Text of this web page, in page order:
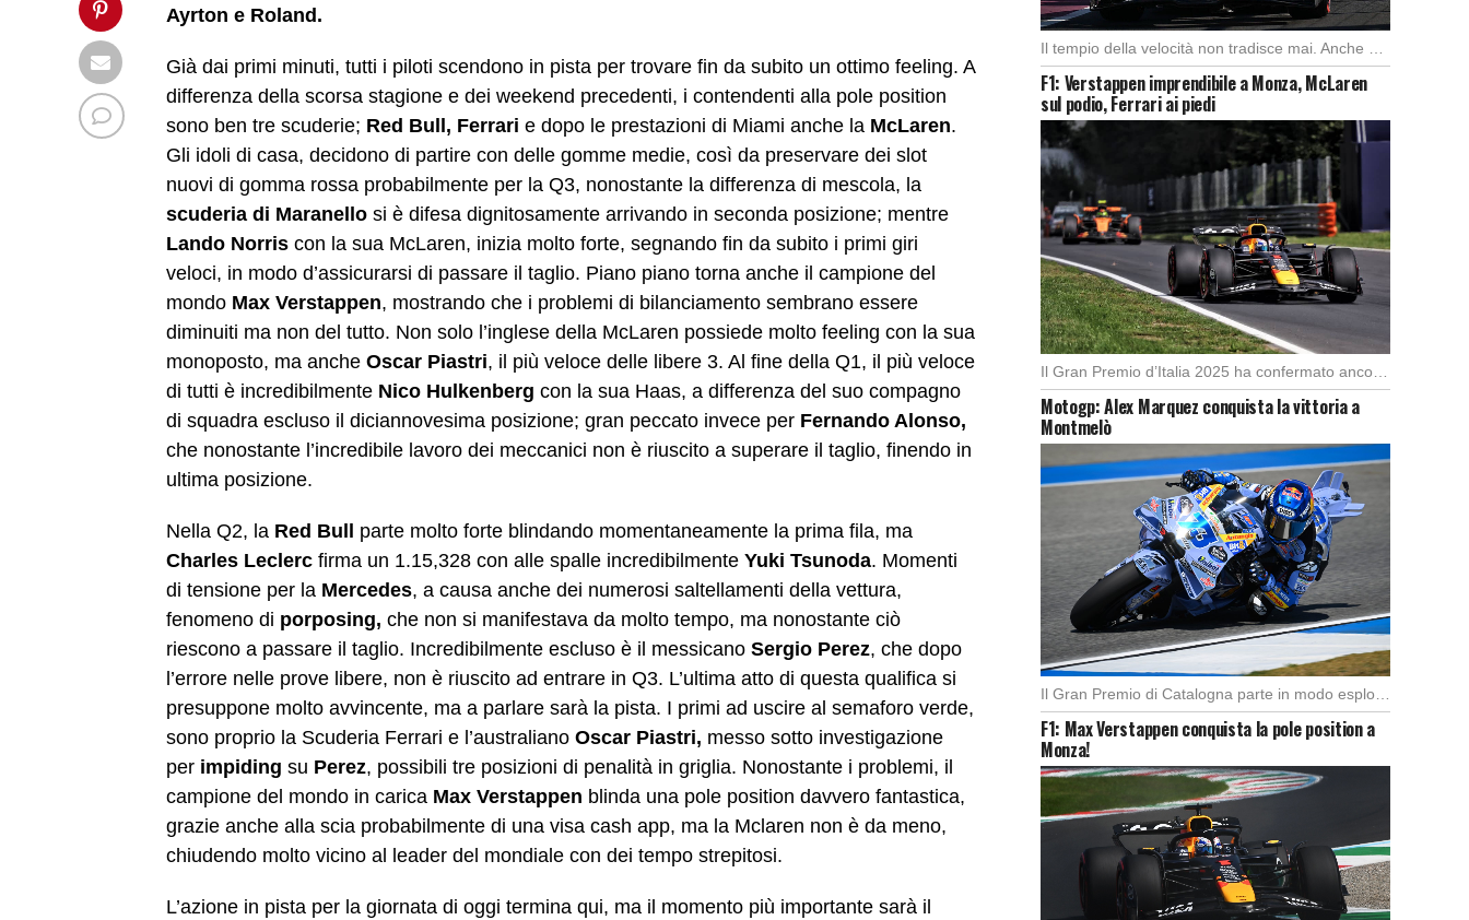
Ayrton e Roland.
Già dai primi minuti, tutti i piloti scendono in pista per trovare fin da subito un ottimo feeling. A
differenza della scorsa stagione e dei weekend precedenti, i contendenti alla pole position
sono ben tre scuderie; Red Bull, Ferrari e dopo le prestazioni di Miami anche la McLaren.
Gli idoli di casa, decidono di partire con delle gomme medie, così da preservare dei slot
nuovi di gomma rossa probabilmente per la Q3, nonostante la differenza di mescola, la
scuderia di Maranello si è difesa dignitosamente arrivando in seconda posizione; mentre
Lando Norris con la sua McLaren, inizia molto forte, segnando fin da subito i primi giri
veloci, in modo d’assicurarsi di passare il taglio. Piano piano torna anche il campione del
mondo Max Verstappen, mostrando che i problemi di bilanciamento sembrano essere
diminuiti ma non del tutto. Non solo l’inglese della McLaren possiede molto feeling con la sua
monoposto, ma anche Oscar Piastri, il più veloce delle libere 3. Al fine della Q1, il più veloce
di tutti è incredibilmente Nico Hulkenberg con la sua Haas, a differenza del suo compagno
di squadra escluso il diciannovesima posizione; gran peccato invece per Fernando Alonso,
che nonostante l’incredibile lavoro dei meccanici non è riuscito a superare il taglio, finendo in
ultima posizione.
Nella Q2, la Red Bull
parte molto forte blindando momentaneamente la prima fila, ma
Charles Leclerc firma un 1.15,328 con alle spalle incredibilmente Yuki Tsunoda. Momenti
di tensione per la Mercedes, a causa anche dei numerosi saltellamenti della vettura,
fenomeno di porposing, che non si manifestava da molto tempo, ma nonostante ciò
riescono a passare il taglio. Incredibilmente escluso è il messicano Sergio Perez, che dopo
l’errore nelle prove libere, non è riuscito ad entrare in Q3. L’ultima atto di questa qualifica si
presuppone molto avvincente, ma a parlare sarà la pista. I primi ad uscire al semaforo verde,
sono proprio la Scuderia Ferrari e l’australiano Oscar Piastri, messo sotto investigazione
per impiding su Perez, possibili tre posizioni di penalità in griglia. Nonostante i problemi, il
campione del mondo in carica Max Verstappen blinda una pole position davvero fantastica,
grazie anche alla scia probabilmente di una visa cash app, ma la Mclaren non è da meno,
chiudendo molto vicino al leader del mondiale con dei tempo strepitosi.
L’azione in pista per la giornata di oggi termina qui, ma il momento più importante sarà il
Il tempio della velocità non tradisce mai. Anche quest’anno il Gran Premio d’Italia ha offerto […]
F1: Verstappen imprendibile a Monza, McLaren
sul podio, Ferrari ai piedi
Motogp: Alex Marquez conquista la vittoria a
Montmelò
Il Gran Premio di Catalogna parte in modo esplosivo con un’ottima partenza di Alex Marquez, […]
F1: Max Verstappen conquista la pole position a
Monza!